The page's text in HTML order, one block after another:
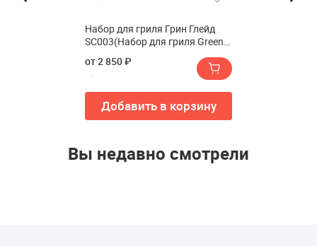
Набор для гриля Грин Глейд
SC003(Набор для гриля Green
от 2 850 ₽
Добавить в корзину
Вы недавно смотрели